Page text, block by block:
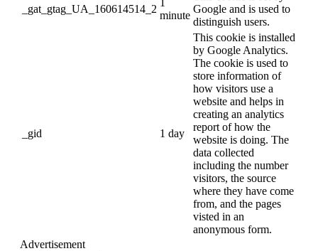
_gat_gtag_UA_160614514_2
minute
Google and is used to
distinguish users.
_gid 1 day
This cookie is installed
by Google Analytics.
The cookie is used to
store information of
how visitors use a
website and helps in
creating an analytics
report of how the
website is doing. The
data collected
including the number
visitors, the source
where they have come
from, and the pages
visted in an
anonymous form.
Advertisement